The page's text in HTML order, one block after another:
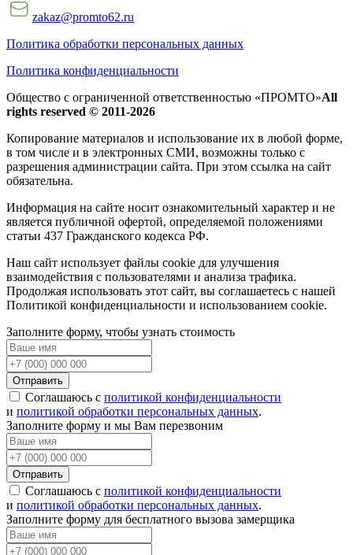
zakaz@promto62.ru
Политика обработки персональных данных
Политика конфиденциальности
Общество с ограниченной ответственностью «ПРОМТО»All
rights reserved © 2011-2026
Копирование материалов и использование их в любой форме,
в том числе и в электронных СМИ, возможны только c
разрешения администрации сайта. При этом ссылка на сайт
обязательна.
Информация на сайте носит ознакомительный характер и не
является публичной офертой, определяемой положениями
статьи 437 Гражданского кодекса РФ.
Наш сайт использует файлы cookie для улучшения
взаимодействия с пользователями и анализа трафика.
Продолжая использовать этот сайт, вы соглашаетесь с нашей
Политикой конфиденциальности и использованием cookie.
Заполните форму, чтобы узнать стоимость
Отправить
Соглашаюсь с политикой конфиденциальности
и политикой обработки персональных данных.
Заполните форму и мы Вам перезвоним
Отправить
Соглашаюсь с политикой конфиденциальности
и политикой обработки персональных данных.
Заполните форму для бесплатного вызова замерщика